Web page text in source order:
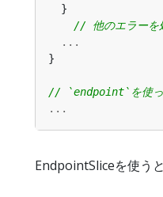
...
...
EndpointSliceを使う